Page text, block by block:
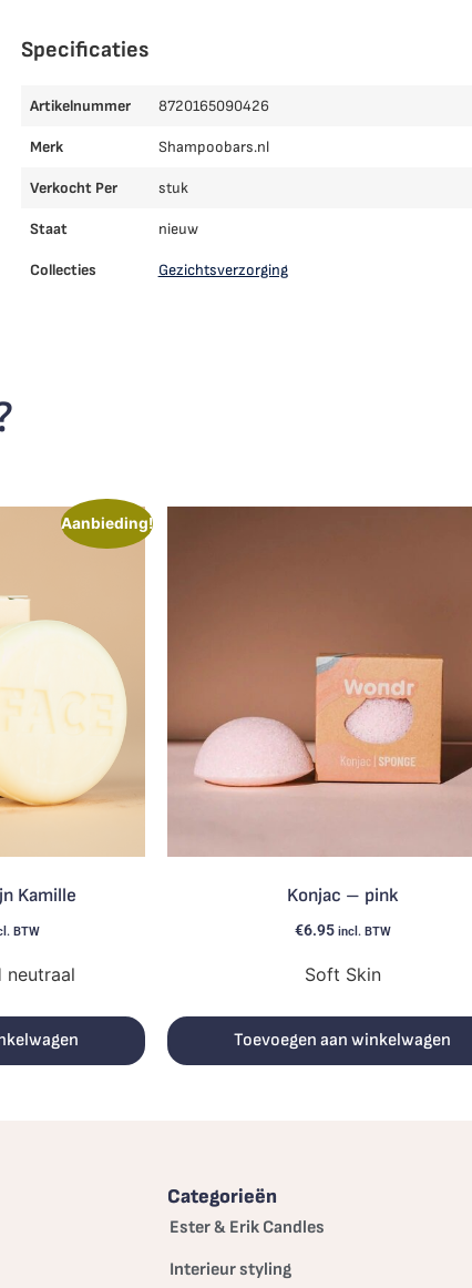
Specificaties
Artikelnummer 8720165090426
Merk Shampoobars.nl
Verkocht Per stuk
Staat nieuw
Collecties Gezichtsverzorging
Aanbieding!
Kamille
BTW
neutraal
Konjac – pink
€6.95 incl. BTW
Soft Skin
Toevoegen aan winkelwagen
Categorieën
Ester & Erik Candles
Interieur styling